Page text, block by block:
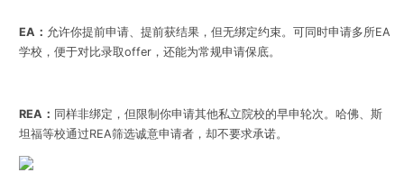
EA： 允许你提前申请、提前获结果，但无绑定约束。可同时申请多所EA
学校，便于对比录取offer，还能为常规申请保底。
REA： 同样非绑定，但限制你申请其他私立院校的早申轮次。哈佛、斯
坦福等校通过REA筛选诚意申请者，却不要求承诺。